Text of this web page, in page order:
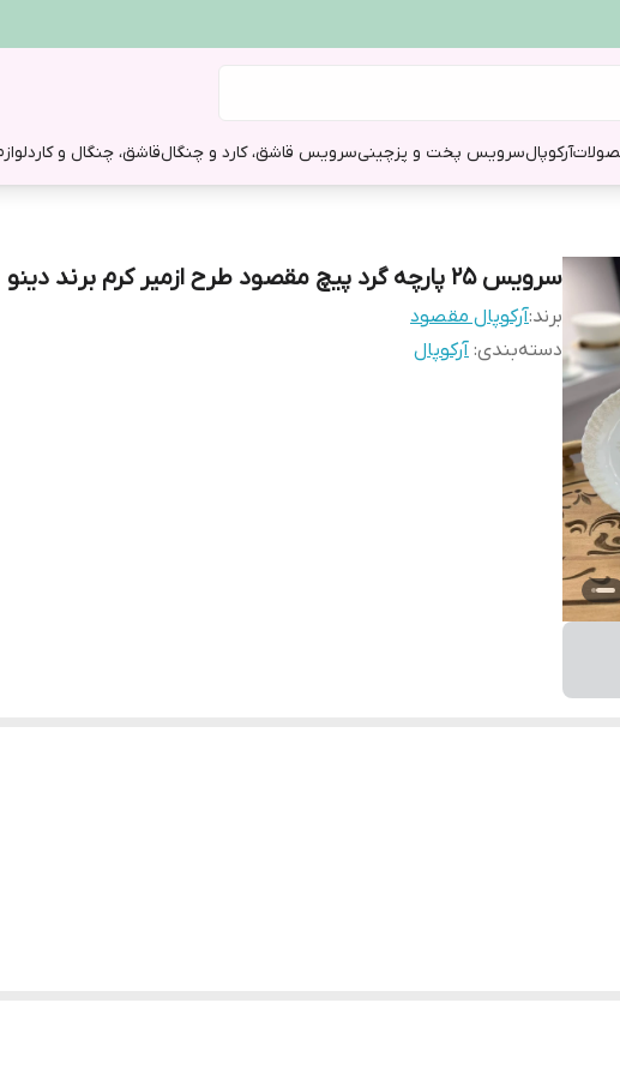
آرکوپالسرویس پخت و پزچینیسرویس قاشق، کارد و چنگالقاشق، چنگال و کارد
سرویس ۲۵ پارچه گرد پیچ مقصود طرح ازمیر کرم برند دینو
برند:آرکوپال مقصود
دسته‌بندی: آرکوپال